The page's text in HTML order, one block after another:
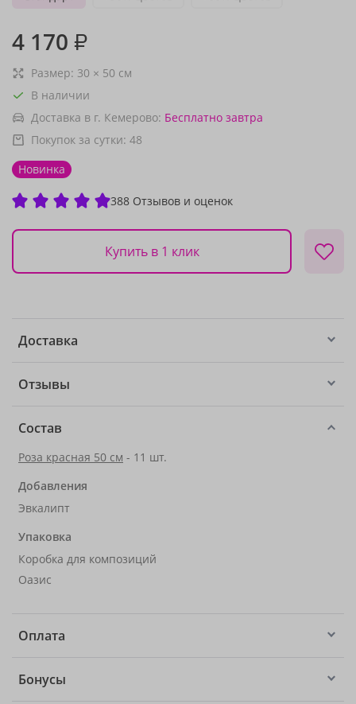
4 170 ₽
Размер: 30 × 50 см
В наличии
Доставка в г. Кемерово: Бесплатно завтра
Покупок за сутки: 48
Новинка
388 Отзывов и оценок
Купить в 1 клик
Доставка
Отзывы
Состав
Роза красная 50 см - 11 шт.
Добавления
Эвкалипт
Упаковка
Коробка для композиций
Оазис
Оплата
Бонусы